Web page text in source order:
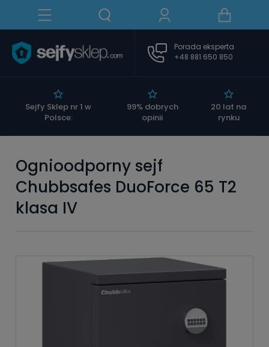
Sejfy Sklep nr 1 w
Polsce:
99% dobrych
opinii
20 lat na
rynku
Porada eksperta
+48 881 650 850
Ognioodporny sejf
Chubbsafes DuoForce 65 T2
klasa IV